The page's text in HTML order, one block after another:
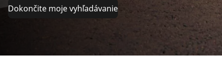
Dokončite moje vyhľadávanie